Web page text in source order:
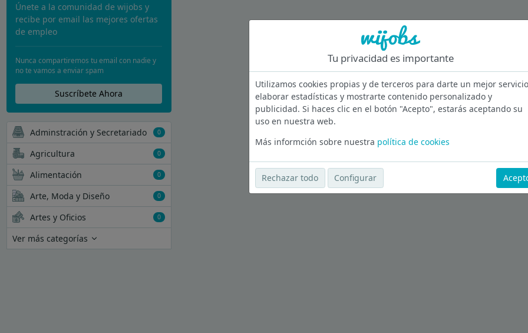
Únete a la comunidad de wijobs y
recibe por email las mejores ofertas
de empleo
Nunca compartiremos tu email con nadie y
no te vamos a enviar spam
Suscríbete Ahora
Adminstración y Secretariado 0
Agricultura 0
Alimentación 0
Arte, Moda y Diseño 0
Artes y Oficios 0
Ver más categorías
Tu privacidad es importante
Utilizamos cookies propias y de terceros para darte un mejor
elaborar estadísticas y mostrarte contenido personalizado y
publicidad. Si haces clic en el botón "Acepto", estarás aceptando su
uso en nuestra web.
Más informción sobre nuestra política de cookies
Rechazar todo Configurar